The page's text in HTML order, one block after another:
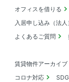
オフィスを借りる
入居申し込み（法人
よくあるご質問
賃貸物件アーカイブ
コロナ対応